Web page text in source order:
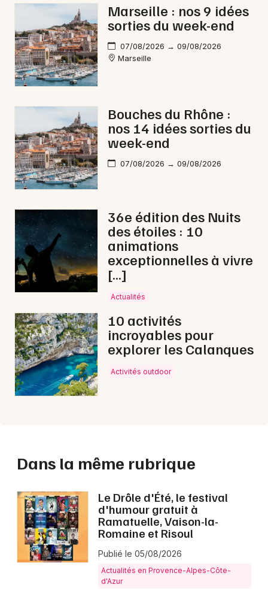
Marseille : nos 9 idées
sorties du week-end
07/08/2026 → 09/08/2026
Marseille
Bouches du Rhône :
nos 14 idées sorties du
week-end
07/08/2026 → 09/08/2026
36e édition des Nuits
des étoiles : 10
animations
exceptionnelles à vivre
[…]
Actualités
10 activités
incroyables pour
explorer les Calanques
Activités outdoor
Dans la même rubrique
Le Drôle d'Été, le festival
d'humour gratuit à
Ramatuelle, Vaison-la-
Romaine et Risoul
Publié le 05/08/2026
Actualités en Provence-Alpes-Côte-
d'Azur